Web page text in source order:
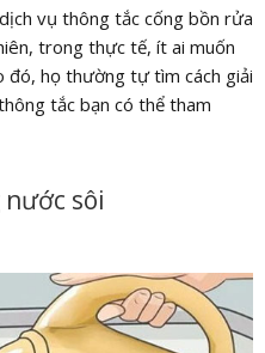
vụ thông tắc cống bồn rửa
trong thực tế, ít ai muốn
đó, họ thường tự tìm cách giải
tắc bạn có thể tham
sôi